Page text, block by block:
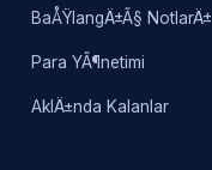
BaÅŸlangÄ±Ã§ NotlarÄ±
Para YÃ¶netimi
AklÄ±nda Kalanlar